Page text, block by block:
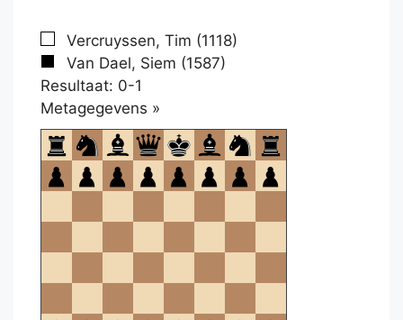
Vercruyssen, Tim (1118)
Van Dael, Siem (1587)
Resultaat: 0-1
Metagegevens »
om
te
openen.